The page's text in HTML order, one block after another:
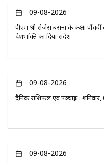
09-08-2026
पीएम श्री सेजेस बसना के कक्षा पाँचवीं
देशभक्ति का दिया संदेश
09-08-2026
दैनिक राशिफल एवं पञ्चाङ्ग :
09-08-2026